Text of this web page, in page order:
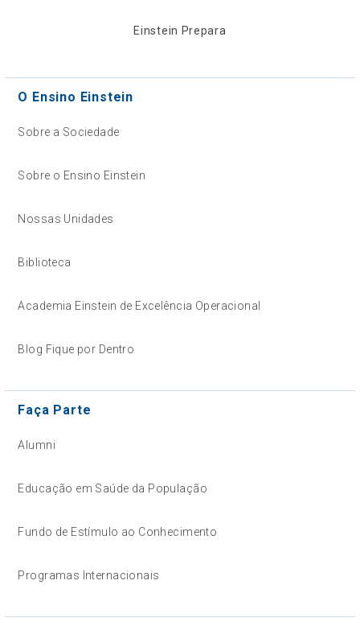
Einstein Prepara
O Ensino Einstein
Sobre a Sociedade
Sobre o Ensino Einstein
Nossas Unidades
Biblioteca
Academia Einstein de Excelência Operacional
Blog Fique por Dentro
Faça Parte
Alumni
Educação em Saúde da População
Fundo de Estímulo ao Conhecimento
Programas Internacionais